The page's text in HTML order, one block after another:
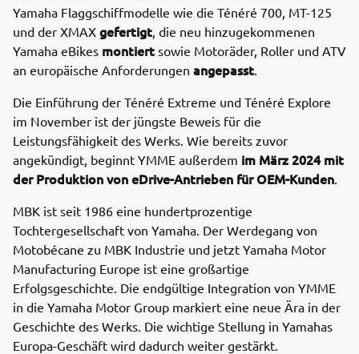
Yamaha Flaggschiffmodelle wie die Ténéré 700, MT-125
und der XMAX gefertigt, die neu hinzugekommenen
Yamaha eBikes montiert sowie Motoräder, Roller und ATV
an europäische Anforderungen angepasst.
Die Einführung der Ténéré Extreme und Ténéré Explore
im November ist der jüngste Beweis für die
Leistungsfähigkeit des Werks. Wie bereits zuvor
angekündigt, beginnt YMME außerdem im März 2024 mit
der Produktion von eDrive-Antrieben für OEM-Kunden.
MBK ist seit 1986 eine hundertprozentige
Tochtergesellschaft von Yamaha. Der Werdegang von
Motobécane zu MBK Industrie und jetzt Yamaha Motor
Manufacturing Europe ist eine großartige
Erfolgsgeschichte. Die endgültige Integration von YMME
in die Yamaha Motor Group markiert eine neue Ära in der
Geschichte des Werks. Die wichtige Stellung in Yamahas
Europa-Geschäft wird dadurch weiter gestärkt.